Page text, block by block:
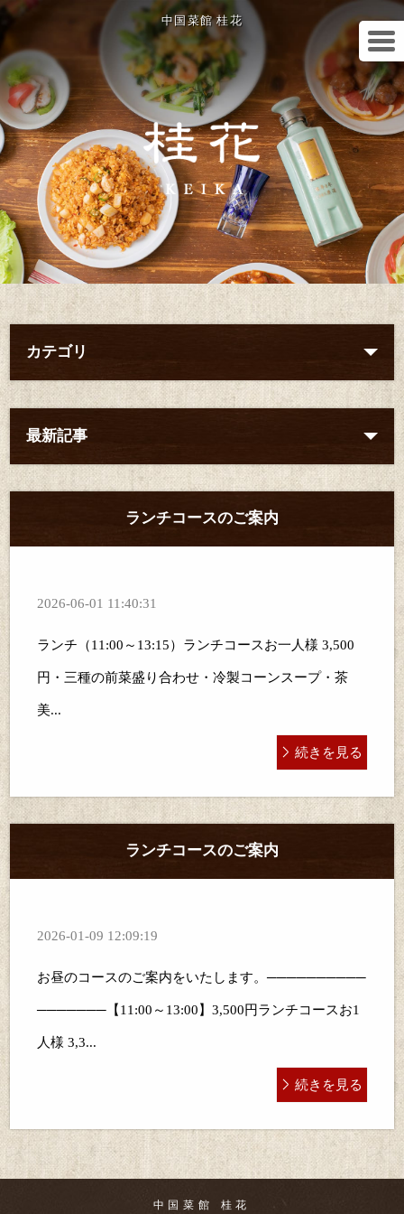
中国菜館 桂花
カテゴリ
最新記事
ランチコースのご案内
2026-06-01 11:40:31
ランチ（11:00～13:15）ランチコースお一人様 3,500
円・三種の前菜盛り合わせ・冷製コーンスープ・茶
美...
続きを見る
ランチコースのご案内
2026-01-09 12:09:19
お昼のコースのご案内をいたします。──────────
───────【11:00～13:00】3,500円ランチコースお1
人様 3,3...
続きを見る
中国菜館 桂花